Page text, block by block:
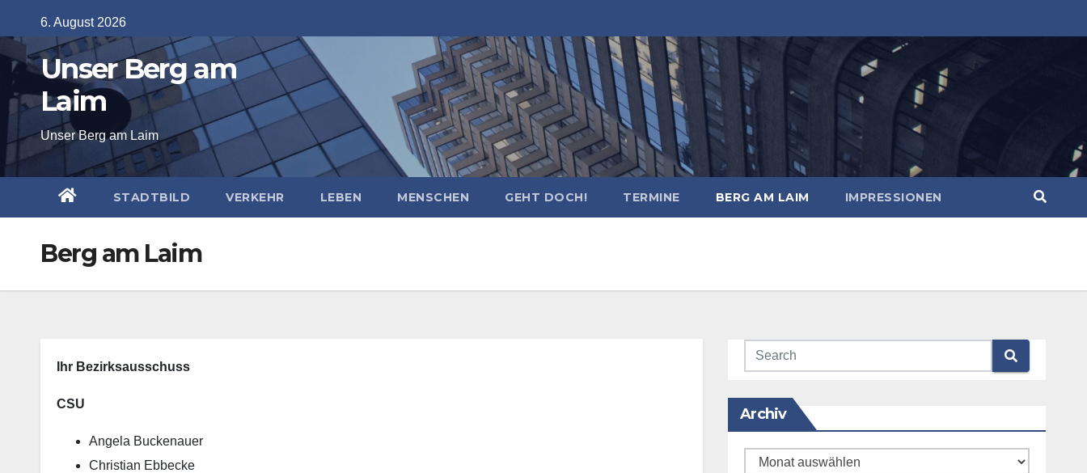
to
content
6. August 2026
Unser Berg am
Laim
Unser Berg am Laim
STADTBILD VERKEHR LEBEN MENSCHEN GEHT DOCH! TERMINE BERG AM LAIM IMPRESSIONEN
Berg am Laim
Ihr Bezirksausschuss
CSU
Angela Buckenauer
Christian Ebbecke
Archiv
Archiv